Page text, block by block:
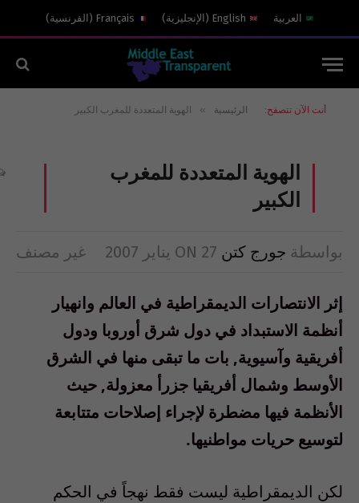
العربية English
( الإنجليزية)
Français
( الفرنسية)
أنت الآن تتصفح: الرئيسية » الهوية المتعددة للمغرب الكبير
الهوية المتعددة للمغرب
الكبير
بواسطة جورج كتن ON 27 يناير 2007 غير مصنف
إثر الانتصارات الديمقراطية في العالم وانهيار
أنظمة الاستبداد في دول شرق أوروبا ودول
أفريقية وآسيوية, بات ما تبقى منها في الشرق
الأوسط وشمال أفريقيا جزرأ معزولة, حيث
الأنظمة فيها مضطرة لإجراء إصلاحات متتابعة
لتوسيع حريات مواطنيها.
لكن الديمقراطية ليست فقط نهجاً في الحكم